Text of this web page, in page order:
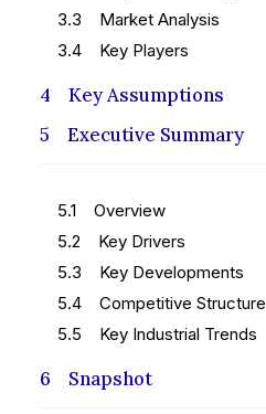
3.3 Market Analysis
3.4 Key Players
4 Key Assumptions
5 Executive Summary
5.1 Overview
5.2 Key Drivers
5.3 Key Developments
5.4 Competitive Structure
5.5 Key Industrial Trends
6 Snapshot